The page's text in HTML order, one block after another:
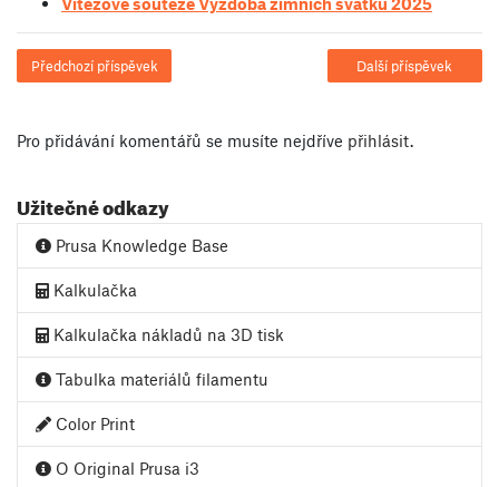
Předchozí příspěvek Další příspěvek
Pro přidávání komentářů se musíte nejdříve přihlásit.
Užitečné odkazy
Prusa Knowledge Base
Kalkulačka
Kalkulačka nákladů na 3D tisk
Tabulka materiálů filamentu
Color Print
O Original Prusa i3